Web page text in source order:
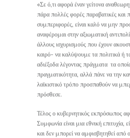
«Σε ό,τι αφορά έναν γείτονα
πάρα πολλές φορές παραβατικές και
συμπεριφορές, είναι καλό να μην
αναφέρομαι στην αξιωματική
άλλους ισχυρισμούς που έχουν
καιρό- να καλύψουμε τα πολιτικά ή
αδιέξοδα λέγοντας πράγματα τα
πραγματικότητα, αλλά πάνε να την
λαϊκιστικό τρόπο προσπαθούν να
πρόσθεσε.
Τέλος ο κυβερνητικός εκπρόσωπος
Συμφωνία είναι μια εθνική επιτυχία,
και δεν μπορεί να αμφισβητηθεί από